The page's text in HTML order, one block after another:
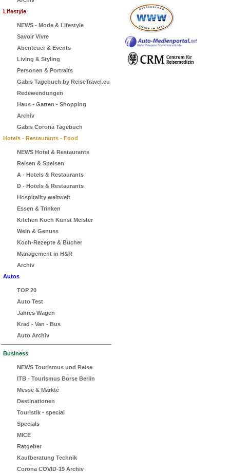
Lifestyle
NEWS - Mode & Lifestyle
Savoir Vivre
Abenteuer & Events
Living & Styling
Personen & Portraits
Gabis Tagebuch by ReiseTravel.eu
Redewendungen
Haus - Garten - Shopping
Archiv
Gabis Corona Tagebuch
Hotels - Restaurants - Food
NEWS Hotel & Restaurants
Reisen & Speisen
A - Hotels & Restaurants
D - Hotels & Restaurants
Hospitality weltweit
Essen & Trinken
Kitchen Koch Kunst Meister
Wein & Genuss
Koch-Rezepte & Bücher
Management in H&R
Archiv
Autos
TOP 20
Auto Test
Jahres Wagen
Krad - Van - Bus
Auto Archiv
Business
NEWS Tourismus und Reise
ITB - Tourismus Börse Berlin
Messe & Märkte
Destinationen
Touristik - special
Specials
MICE
Ratgeber
Kaufberatung Technik
Corona COVID-19 Archiv